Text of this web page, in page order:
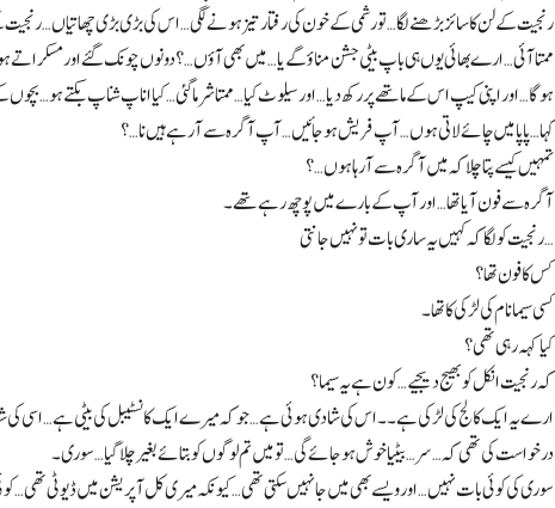
رنجیت کے لن کا سائز بڑھنے لگا… تو رشمی کے خون کی رفتار تیز ہونے لگی… اس کی بڑی بڑی چھاتیاں…
ممتا آئی… ارے بھائی یوں ہی باپ بیٹی جشن مناؤ گے یا… میں بھی آؤں…؟ دونوں چونک گئے اور
ہوگا… اور اپنی کیپ اس کے ماتھے پر رکھ دیا… اور سیلوٹ کیا… ممتا شرما گئی… کیا اناپ شناپ بکتے ہو…
کہا… پاپا میں چائے لاتی ہوں… آپ فریش ہو جائیں… آپ آگرہ سے آ رہے ہیں نا…؟
تمہیں کیسے پتا چلا کہ میں آگرہ سے آ رہا ہوں…؟
آگرہ سے فون آیا تھا… اور آپ کے بارے میں پوچھ رہے تھے۔
رنجیت کو لگا کہ کہیں یہ ساری بات تو نہیں جانتی…
کس کا فون تھا؟
کسی سیما نام کی لڑکی کا تھا۔
کیا کہہ رہی تھی؟
کہ رنجیت انکل کو بھیج دیجیے… کون ہے یہ سیما؟
ارے یہ ایک کالج کی لڑکی ہے ۔۔اس کی شادی ہوئی ہے… جو کہ میرے ایک کانسٹیبل کی بیٹی ہے… اسی کی شادی
درخواست کی تھی کہ… سر… بیٹیا خوش ہو جائے گی… تو میں تم لوگوں کو بتائے بغیر چلا گیا… سوری۔
سوری کی کوئی بات نہیں… اور ویسے بھی میں جا نہیں سکتی تھی… کیونکہ میری کل آپریشن میں ڈیوٹی